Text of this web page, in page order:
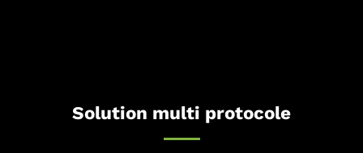
Solution multi protocole